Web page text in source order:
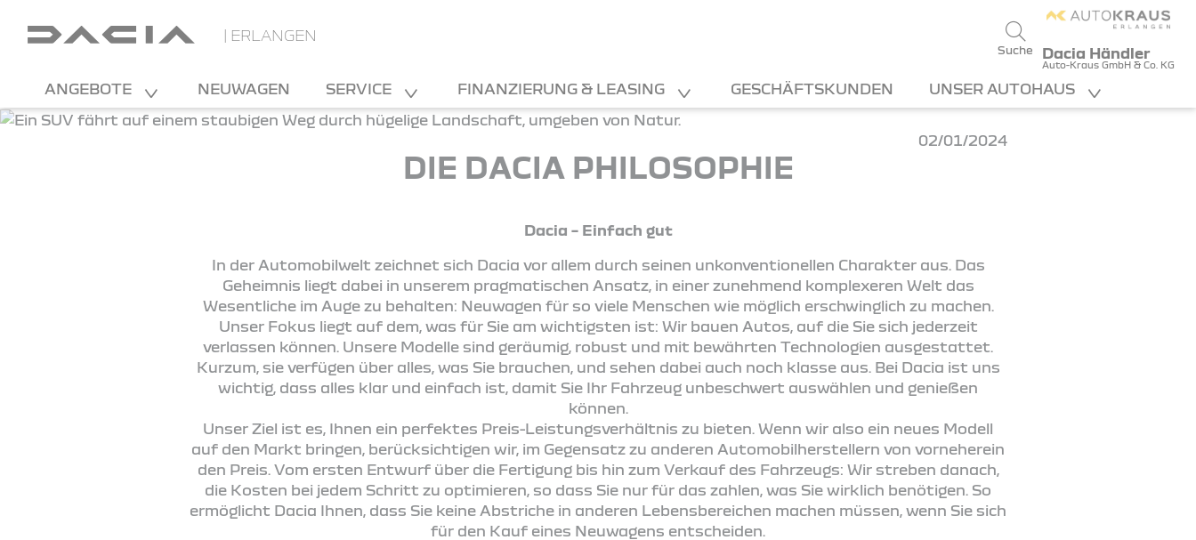
| ERLANGEN
Suche Dacia Händler
Auto-Kraus GmbH & Co. KG
ANGEBOTE NEUWAGEN SERVICE FINANZIERUNG & LEASING GESCHÄFTSKUNDEN UNSER AUTOHAUS
02/01/2024
DIE DACIA PHILOSOPHIE
Dacia – Einfach gut
In der Automobilwelt zeichnet sich Dacia vor allem durch seinen unkonventionellen Charakter aus. Das
Geheimnis liegt dabei in unserem pragmatischen Ansatz, in einer zunehmend komplexeren Welt das
Wesentliche im Auge zu behalten: Neuwagen für so viele Menschen wie möglich erschwinglich zu machen.
Unser Fokus liegt auf dem, was für Sie am wichtigsten ist: Wir bauen Autos, auf die Sie sich jederzeit
verlassen können. Unsere Modelle sind geräumig, robust und mit bewährten Technologien ausgestattet.
Kurzum, sie verfügen über alles, was Sie brauchen, und sehen dabei auch noch klasse aus. Bei Dacia ist uns
wichtig, dass alles klar und einfach ist, damit Sie Ihr Fahrzeug unbeschwert auswählen und genießen
können.
Unser Ziel ist es, Ihnen ein perfektes Preis-Leistungsverhältnis zu bieten. Wenn wir also ein neues Modell
auf den Markt bringen, berücksichtigen wir, im Gegensatz zu anderen Automobilherstellern von vorneherein
den Preis. Vom ersten Entwurf über die Fertigung bis hin zum Verkauf des Fahrzeugs: Wir streben danach,
die Kosten bei jedem Schritt zu optimieren, so dass Sie nur für das zahlen, was Sie wirklich benötigen. So
ermöglicht Dacia Ihnen, dass Sie keine Abstriche in anderen Lebensbereichen machen müssen, wenn Sie sich
für den Kauf eines Neuwagens entscheiden.